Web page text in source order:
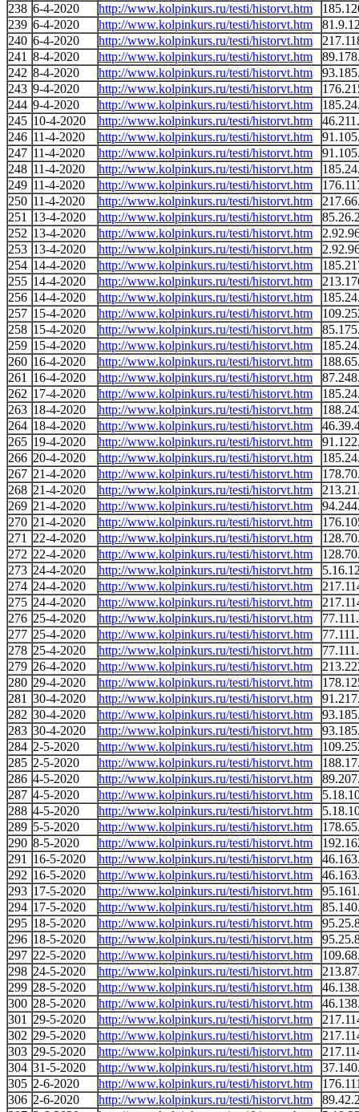
238 6-4-2020 http://www.kolpinkurs.ru/testi/historvt.htm
239 6-4-2020 http://www.kolpinkurs.ru/testi/historvt.htm
240 6-4-2020 http://www.kolpinkurs.ru/testi/historvt.htm
241 8-4-2020 http://www.kolpinkurs.ru/testi/historvt.htm
242 8-4-2020 http://www.kolpinkurs.ru/testi/historvt.htm
243 9-4-2020 http://www.kolpinkurs.ru/testi/historvt.htm
244 9-4-2020 http://www.kolpinkurs.ru/testi/historvt.htm
245 10-4-2020 http://www.kolpinkurs.ru/testi/historvt.htm
246 11-4-2020 http://www.kolpinkurs.ru/testi/historvt.htm
247 11-4-2020 http://www.kolpinkurs.ru/testi/historvt.htm
248 11-4-2020 http://www.kolpinkurs.ru/testi/historvt.htm
249 11-4-2020 http://www.kolpinkurs.ru/testi/historvt.htm
250 11-4-2020 http://www.kolpinkurs.ru/testi/historvt.htm
251
13-4-2020 http://www.kolpinkurs.ru/testi/historvt.htm
252 13-4-2020 http://www.kolpinkurs.ru/testi/historvt.htm
253 13-4-2020 http://www.kolpinkurs.ru/testi/historvt.htm
254 14-4-2020 http://www.kolpinkurs.ru/testi/historvt.htm
255 14-4-2020 http://www.kolpinkurs.ru/testi/historvt.htm
256 14-4-2020 http://www.kolpinkurs.ru/testi/historvt.htm
257 15-4-2020 http://www.kolpinkurs.ru/testi/historvt.htm
258 15-4-2020 http://www.kolpinkurs.ru/testi/historvt.htm
259 15-4-2020 http://www.kolpinkurs.ru/testi/historvt.htm
260 16-4-2020 http://www.kolpinkurs.ru/testi/historvt.htm
261
16-4-2020 http://www.kolpinkurs.ru/testi/historvt.htm
262 17-4-2020 http://www.kolpinkurs.ru/testi/historvt.htm
263 18-4-2020 http://www.kolpinkurs.ru/testi/historvt.htm
264 18-4-2020 http://www.kolpinkurs.ru/testi/historvt.htm
265 19-4-2020 http://www.kolpinkurs.ru/testi/historvt.htm
266 20-4-2020 http://www.kolpinkurs.ru/testi/historvt.htm
267 21-4-2020 http://www.kolpinkurs.ru/testi/historvt.htm
268 21-4-2020 http://www.kolpinkurs.ru/testi/historvt.htm
269 21-4-2020 http://www.kolpinkurs.ru/testi/historvt.htm
270 21-4-2020 http://www.kolpinkurs.ru/testi/historvt.htm
271
22-4-2020 http://www.kolpinkurs.ru/testi/historvt.htm
272 22-4-2020 http://www.kolpinkurs.ru/testi/historvt.htm
273 24-4-2020 http://www.kolpinkurs.ru/testi/historvt.htm
274 24-4-2020 http://www.kolpinkurs.ru/testi/historvt.htm
275 24-4-2020 http://www.kolpinkurs.ru/testi/historvt.htm
276 25-4-2020 http://www.kolpinkurs.ru/testi/historvt.htm
277 25-4-2020 http://www.kolpinkurs.ru/testi/historvt.htm
278 25-4-2020 http://www.kolpinkurs.ru/testi/historvt.htm
279 26-4-2020 http://www.kolpinkurs.ru/testi/historvt.htm
280 29-4-2020 http://www.kolpinkurs.ru/testi/historvt.htm
281 30-4-2020 http://www.kolpinkurs.ru/testi/historvt.htm
282 30-4-2020 http://www.kolpinkurs.ru/testi/historvt.htm
283 30-4-2020 http://www.kolpinkurs.ru/testi/historvt.htm
284 2-5-2020 http://www.kolpinkurs.ru/testi/historvt.htm
285 2-5-2020 http://www.kolpinkurs.ru/testi/historvt.htm
286 4-5-2020 http://www.kolpinkurs.ru/testi/historvt.htm
287 4-5-2020 http://www.kolpinkurs.ru/testi/historvt.htm
288 4-5-2020 http://www.kolpinkurs.ru/testi/historvt.htm
289 5-5-2020 http://www.kolpinkurs.ru/testi/historvt.htm
290 8-5-2020 http://www.kolpinkurs.ru/testi/historvt.htm
291
16-5-2020 http://www.kolpinkurs.ru/testi/historvt.htm
292 16-5-2020 http://www.kolpinkurs.ru/testi/historvt.htm
293 17-5-2020 http://www.kolpinkurs.ru/testi/historvt.htm
294 17-5-2020 http://www.kolpinkurs.ru/testi/historvt.htm
295 18-5-2020 http://www.kolpinkurs.ru/testi/historvt.htm
296 18-5-2020 http://www.kolpinkurs.ru/testi/historvt.htm
297 22-5-2020 http://www.kolpinkurs.ru/testi/historvt.htm
298 24-5-2020 http://www.kolpinkurs.ru/testi/historvt.htm
299 28-5-2020 http://www.kolpinkurs.ru/testi/historvt.htm
300 28-5-2020 http://www.kolpinkurs.ru/testi/historvt.htm
301
29-5-2020 http://www.kolpinkurs.ru/testi/historvt.htm
302 29-5-2020 http://www.kolpinkurs.ru/testi/historvt.htm
303 29-5-2020 http://www.kolpinkurs.ru/testi/historvt.htm
304 31-5-2020 http://www.kolpinkurs.ru/testi/historvt.htm
305 2-6-2020 http://www.kolpinkurs.ru/testi/historvt.htm
306 2-6-2020 http://www.kolpinkurs.ru/testi/historvt.htm